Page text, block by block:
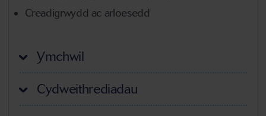
Creadigrwydd ac arloesedd
Ymchwil
Cydweithrediadau